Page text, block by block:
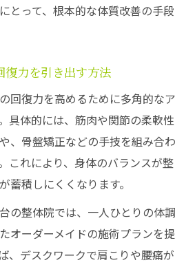
とって、根本的な体質改善の手段
復力を引き出す方法
回復力を高めるために多角的なア
具体的には、筋肉や関節の柔軟性
、骨盤矯正などの手技を組み合わ
これにより、身体のバランスが整
蓄積しにくくなります。
の整体院では、一人ひとりの体調
オーダーメイドの施術プランを提
、デスクワークで肩こりや腰痛が